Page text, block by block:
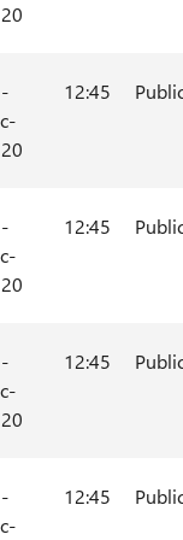
12:45
12:45
12:45
12:45